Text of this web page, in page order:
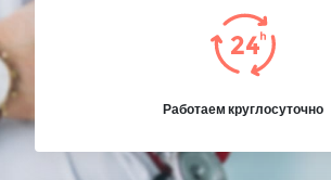
Работаем круглосуточно